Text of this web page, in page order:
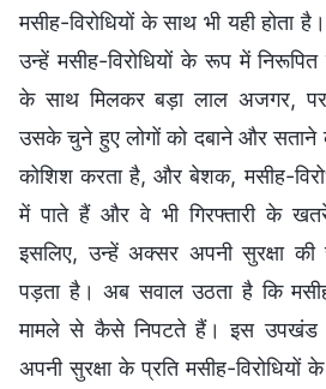
मसीह-विरोधियों के साथ भी यही होता
उन्हें मसीह-विरोधियों के रूप में निरूपित
के साथ मिलकर बड़ा लाल अजगर,
उसके चुने हुए लोगों को दबाने और सताने
कोशिश करता है, और बेशक, मसीह-
में पाते हैं और वे भी गिरफ्तारी के
इसलिए, उन्हें अक्सर अपनी सुरक्षा की
पड़ता है। अब सवाल उठता है कि
मामले से कैसे निपटते हैं। इस
अपनी सुरक्षा के प्रति मसीह-